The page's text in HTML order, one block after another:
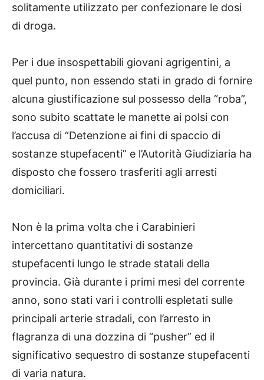
solitamente utilizzato per confezionare le dosi
di droga.
Per i due insospettabili giovani agrigentini, a
quel punto, non essendo stati in grado di fornire
alcuna giustificazione sul possesso della “roba”,
sono subito scattate le manette ai polsi con
l’accusa di “Detenzione ai fini di spaccio di
sostanze stupefacenti” e l’Autorità Giudiziaria ha
disposto che fossero trasferiti agli arresti
domiciliari.
Non è la prima volta che i Carabinieri
intercettano quantitativi di sostanze
stupefacenti lungo le strade statali della
provincia. Già durante i primi mesi del corrente
anno, sono stati vari i controlli espletati sulle
principali arterie stradali, con l’arresto in
flagranza di una dozzina di “pusher” ed il
significativo sequestro di sostanze stupefacenti
di varia natura.